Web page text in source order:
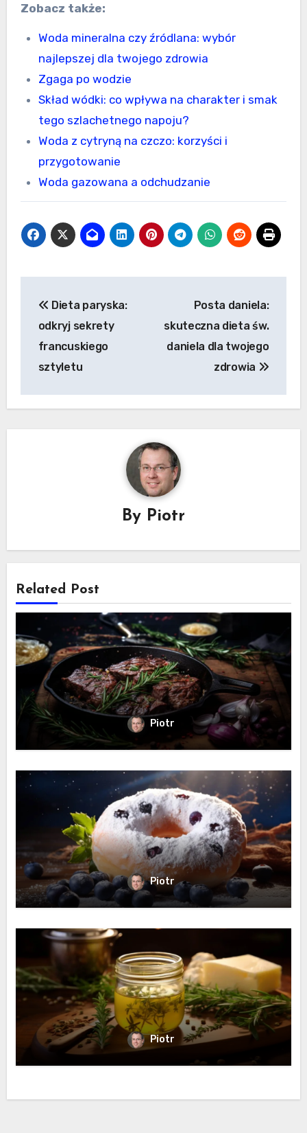
Zobacz także:
Woda mineralna czy źródlana: wybór
najlepszej dla twojego zdrowia
Zgaga po wodzie
Skład wódki: co wpływa na charakter i smak
tego szlachetnego napoju?
Woda z cytryną na czczo: korzyści i
przygotowanie
Woda gazowana a odchudzanie
wpisu
Dieta paryska:
odkryj sekrety
francuskiego
sztyletu
Posta daniela:
skuteczna dieta św.
daniela dla twojego
zdrowia
By Piotr
Related Post
Piotr
Piotr
Piotr